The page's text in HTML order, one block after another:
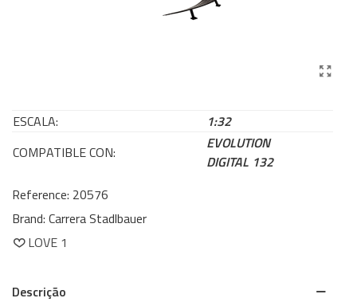
ESCALA:
1:32
COMPATIBLE CON:
EVOLUTION
DIGITAL 132
Reference: 20576
Brand: Carrera Stadlbauer
LOVE 1
Descrição